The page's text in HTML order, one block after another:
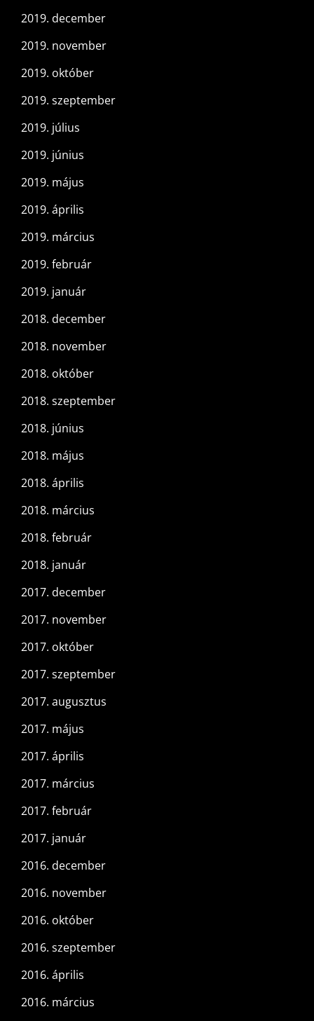
2019. december
2019. november
2019. október
2019. szeptember
2019. július
2019. június
2019. május
2019. április
2019. március
2019. február
2019. január
2018. december
2018. november
2018. október
2018. szeptember
2018. június
2018. május
2018. április
2018. március
2018. február
2018. január
2017. december
2017. november
2017. október
2017. szeptember
2017. augusztus
2017. május
2017. április
2017. március
2017. február
2017. január
2016. december
2016. november
2016. október
2016. szeptember
2016. április
2016. március